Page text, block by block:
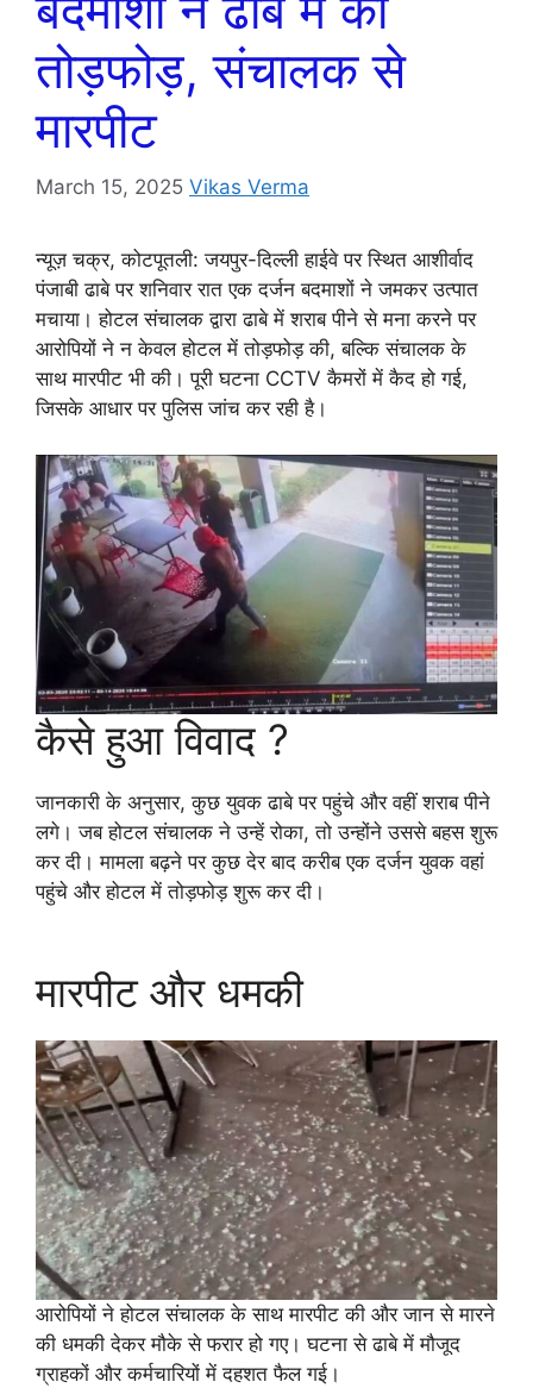
तोड़फोड़, संचालक से
मारपीट
March 15, 2025 Vikas Verma
न्यूज़ चक्र, कोटपूतली: जयपुर-दिल्ली हाईवे पर स्थित आशीर्वाद
पंजाबी ढाबे पर शनिवार रात एक दर्जन बदमाशों ने जमकर उत्पात
मचाया। होटल संचालक द्वारा ढाबे में शराब पीने से मना करने पर
आरोपियों ने न केवल होटल में तोड़फोड़ की, बल्कि संचालक के
साथ मारपीट भी की। पूरी घटना CCTV कैमरों में कैद हो गई,
जिसके आधार पर पुलिस जांच कर रही है।
कैसे हुआ विवाद ?
जानकारी के अनुसार, कुछ युवक ढाबे पर पहुंचे और वहीं शराब पीने
लगे। जब होटल संचालक ने उन्हें रोका, तो उन्होंने उससे बहस शुरू
कर दी। मामला बढ़ने पर कुछ देर बाद करीब एक दर्जन युवक वहां
पहुंचे और होटल में तोड़फोड़ शुरू कर दी।
मारपीट और धमकी
आरोपियों ने होटल संचालक के साथ मारपीट की और जान से मारने
की धमकी देकर मौके से फरार हो गए। घटना से ढाबे में मौजूद
ग्राहकों और कर्मचारियों में दहशत फैल गई।